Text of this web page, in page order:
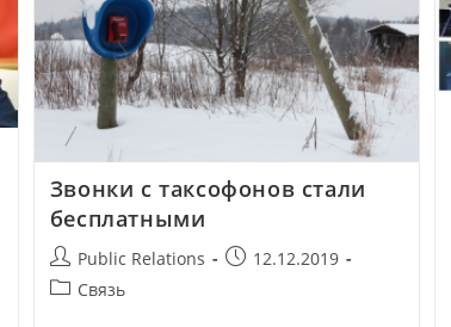
Звонки с таксофонов стали
бесплатными
Public Relations
12.12.2019
Связь